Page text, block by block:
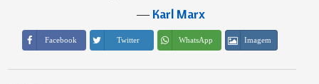
―Karl Marx
Facebook Twitter WhatsApp Imagem